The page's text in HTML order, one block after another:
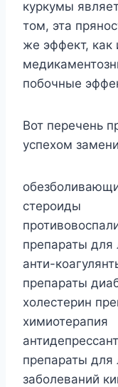
куркумы
том, эта
же эффект,
побочные
Вот перечень
успехом
стероиды
препараты для
анти-
препараты
холестерин
химиотерапия
препараты для
заболеваний